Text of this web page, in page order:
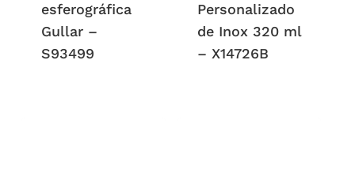
esferográfica
Gullar –
S93499
Personalizado
de Inox 320 ml
– X14726B